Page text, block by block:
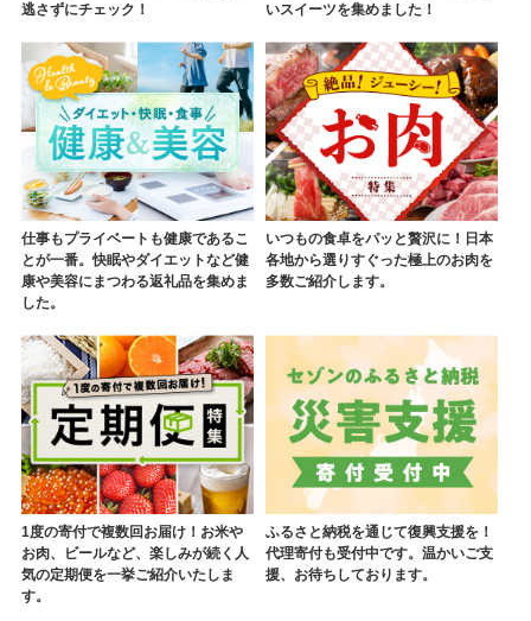
逃さずにチェック！
いスイーツを集めました！
仕事もプライベートも健康であるこ
とが一番。快眠やダイエットなど健
康や美容にまつわる返礼品を集めま
した。
いつもの食卓をパッと贅沢に！日本
各地から選りすぐった極上のお肉を
多数ご紹介します。
1度の寄付で複数回お届け！お米や
お肉、ビールなど、楽しみが続く人
気の定期便を一挙ご紹介いたしま
す。
ふるさと納税を通じて復興支援を！
代理寄付も受付中です。温かいご支
援、お待ちしております。